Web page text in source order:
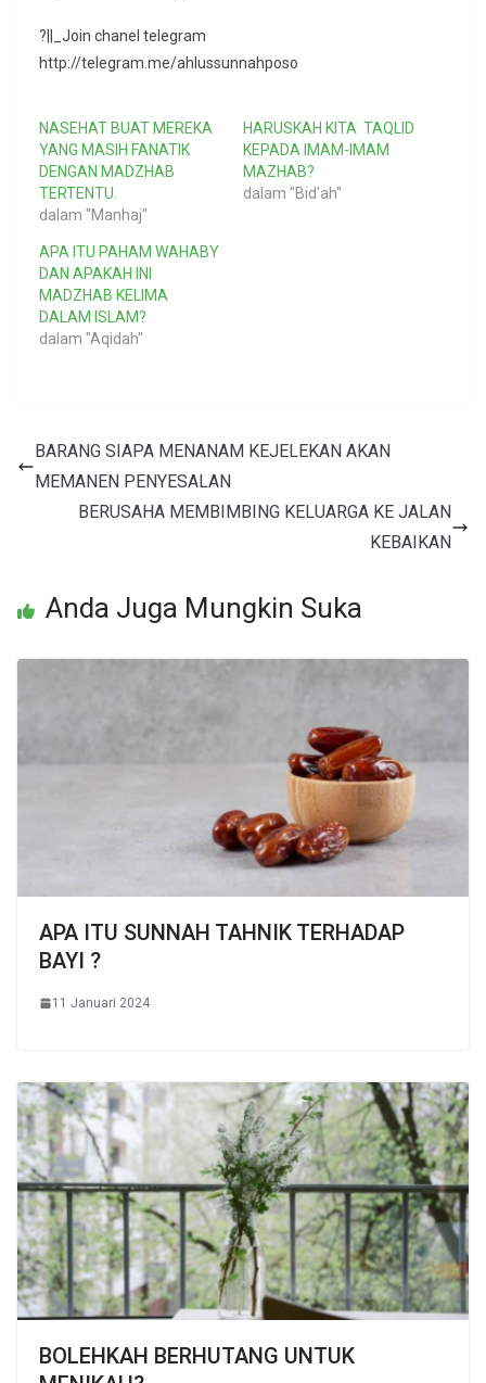
?||_Join chanel telegram
http://telegram.me/ahlussunnahposo
NASEHAT BUAT MEREKA
YANG MASIH FANATIK
DENGAN MADZHAB
TERTENTU.
dalam "Manhaj"
HARUSKAH KITA TAQLID
KEPADA IMAM-IMAM
MAZHAB?
dalam "Bid'ah"
APA ITU PAHAM WAHABY
DAN APAKAH INI
MADZHAB KELIMA
DALAM ISLAM?
dalam "Aqidah"
BARANG SIAPA MENANAM KEJELEKAN AKAN
MEMANEN PENYESALAN
BERUSAHA MEMBIMBING KELUARGA KE JALAN
KEBAIKAN
Anda Juga Mungkin Suka
APA ITU SUNNAH TAHNIK TERHADAP
BAYI ?
11 Januari 2024
BOLEHKAH BERHUTANG UNTUK